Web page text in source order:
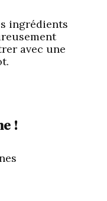
ingrédients
avec une
!